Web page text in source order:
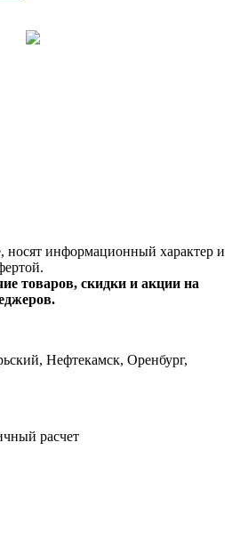
носят информационный характер и
товаров, скидки и акции на
Нефтекамск, Оренбург,
расчет